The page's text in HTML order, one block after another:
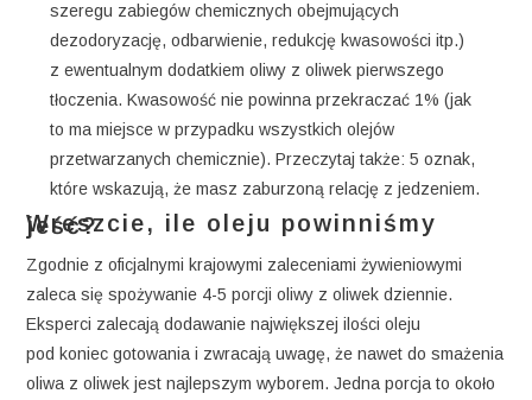
szeregu zabiegów chemicznych obejmujących
dezodoryzację, odbarwienie, redukcję kwasowości itp.)
z ewentualnym dodatkiem oliwy z oliwek pierwszego
tłoczenia. Kwasowość nie powinna przekraczać 1% (jak
to ma miejsce w przypadku wszystkich olejów
przetwarzanych chemicznie). Przeczytaj także: 5 oznak,
które wskazują, że masz zaburzoną relację z jedzeniem.
Wreszcie, ile oleju powinniśmy jeść?
Zgodnie z oficjalnymi krajowymi zaleceniami żywieniowymi
zaleca się spożywanie 4-5 porcji oliwy z oliwek dziennie.
Eksperci zalecają dodawanie największej ilości oleju
pod koniec gotowania i zwracają uwagę, że nawet do smażenia
oliwa z oliwek jest najlepszym wyborem. Jedna porcja to około